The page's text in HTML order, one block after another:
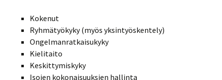
Kokenut
Ryhmätyökyky (myös yksintyöskentely)
Ongelmanratkaisukyky
Kielitaito
Keskittymiskyky
Isojen kokonaisuuksien hallinta